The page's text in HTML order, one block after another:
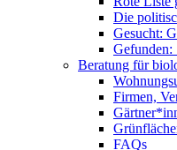
Die
Gesucht:
Gefunden:
Beratung für
Firmen,
FAQs